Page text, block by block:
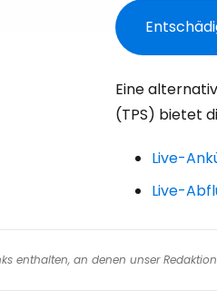
Eine
(TPS) bietet
Live-
Live-
enthalten, an denen unser